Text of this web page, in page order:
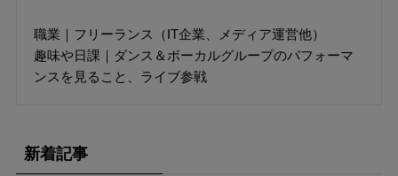
職業｜フリーランス（IT企業、メディア運営他）
趣味や日課｜ダンス＆ボーカルグループのパフォーマ
ンスを見ること、ライブ参戦
新着記事